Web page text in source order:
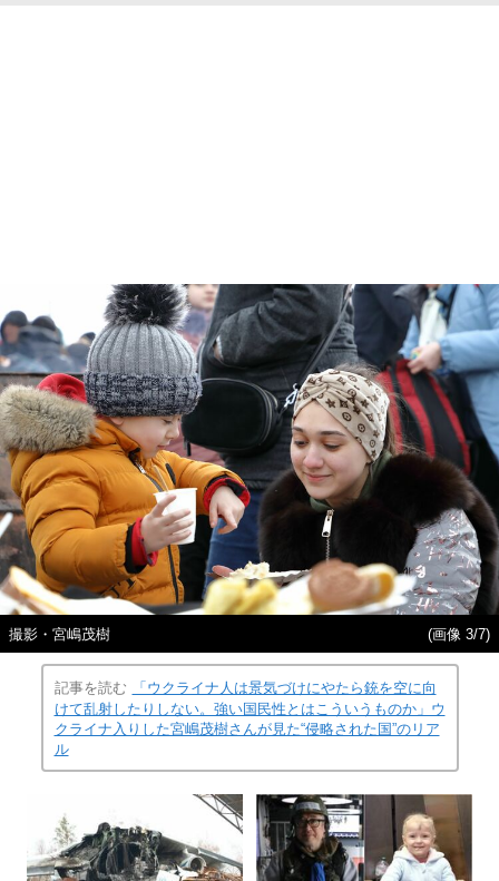
撮影・宮嶋茂樹 (画像 3/7)
記事を読む
「ウクライナ人は景気づけにやたら銃を空に向
けて乱射したりしない。強い国民性とはこういうものか」ウ
クライナ入りした宮嶋茂樹さんが見た“侵略された国”のリア
ル